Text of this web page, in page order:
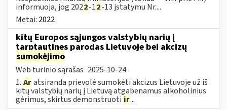
informuoja, jog 2022-12-13 įstatymu Nr....
Metai: 2022
kitų Europos sąjungos valstybių narių į
tarptautines parodas Lietuvoje bei akcizų
sumokėjimo
Web turinio sąrašas 2025-10-24
1. Aratsiranda prievolė sumokėti akcizus Lietuvoje už iš
kitų valstybių narių į Lietuvą atgabenamus alkoholinius
gėrimus, skirtus demonstruoti ir...